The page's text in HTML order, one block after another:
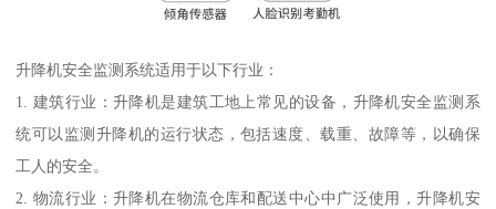
升降机安全监测系统适用于以下行业：
1. 建筑行业：升降机是建筑工地上常见的设备，升降机安全监测系
统可以监测升降机的运行状态，包括速度、载重、故障等，以确保
工人的安全。
2. 物流行业：升降机在物流仓库和配送中心中广泛使用，升降机安